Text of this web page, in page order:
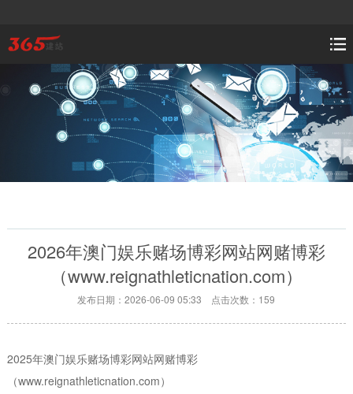
2026年澳门娱乐赌场博彩网站网赌博彩
（www.reignathleticnation.com）
发布日期：2026-06-09 05:33 点击次数：159
2025年澳门娱乐赌场博彩网站网赌博彩
（www.reignathleticnation.com）